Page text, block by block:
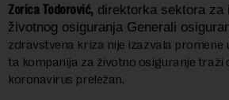
Zorica Todorović, direktorka sektora za
životnog osiguranja Generali
zdravstvena kriza nije izazvala promene
ta kompanija za životno osiguranje traži
koronavirus preležan.